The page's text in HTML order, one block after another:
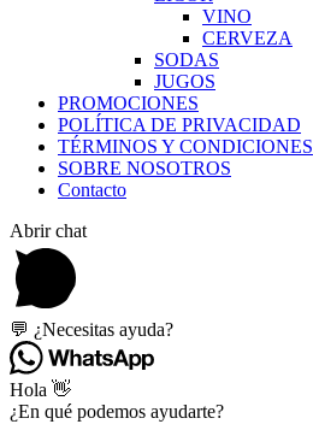
VINO
CERVEZA
SODAS
JUGOS
PROMOCIONES
POLÍTICA DE PRIVACIDAD
TÉRMINOS Y CONDICIONES
SOBRE NOSOTROS
Contacto
Abrir chat
💬 ¿Necesitas ayuda?
Hola 👋
¿En qué podemos ayudarte?